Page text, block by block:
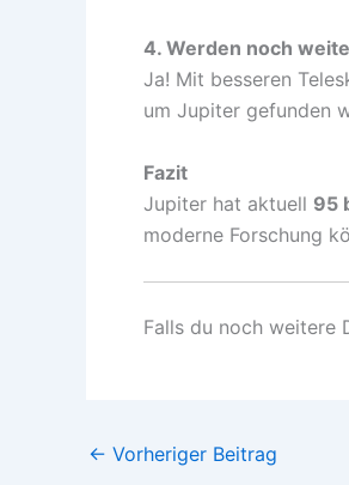
4. Werden noch
Ja! Mit besseren
um Jupiter gefunden
Fazit
Jupiter hat aktuell 95
moderne Forschung
Falls du noch weitere
← Vorheriger Beitrag